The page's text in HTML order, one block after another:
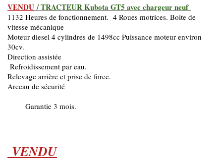
VENDU / TRACTEUR Kubota GT5 avec chargeur neuf
1132 Heures de fonctionnement. 4 Roues motrices. Boite de
vitesse mécanique
Moteur diesel 4 cylindres de 1498cc Puissance moteur environ
30cv.
Direction assistée
Refroidissement par eau.
Relevage arrière et prise de force.
Arceau de sécurité
Garantie 3 mois.
VENDU